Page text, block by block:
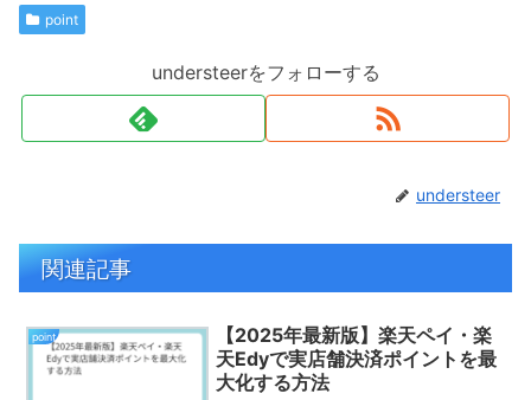
point
understeerをフォローする
understeer
関連記事
point
【2025年最新版】楽天ペイ・楽
天Edyで実店舗決済ポイントを最
大化する方法